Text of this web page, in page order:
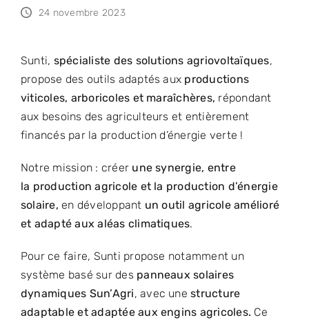
24 novembre 2023
Sunti, spécialiste des solutions agriovoltaïques,
propose des outils adaptés aux productions
viticoles, arboricoles et maraîchères, répondant
aux besoins des agriculteurs et entièrement
financés par la production d’énergie verte !
Notre mission : créer une synergie, entre
la production agricole et la production d’énergie
solaire, en développant un outil agricole amélioré
et adapté aux aléas climatiques.
Pour ce faire, Sunti propose notamment un
système basé sur des panneaux solaires
dynamiques Sun’Agri, avec unestructure
adaptable et adaptée aux engins agricoles. Ce